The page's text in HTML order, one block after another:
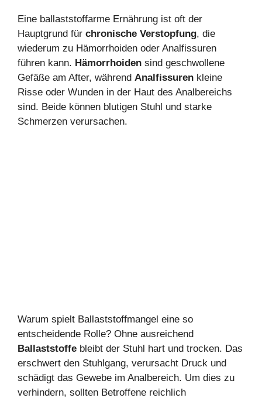
Eine ballaststoffarme Ernährung ist oft der
Hauptgrund für chronische Verstopfung, die
wiederum zu Hämorrhoiden oder Analfissuren
führen kann. Hämorrhoiden sind geschwollene
Gefäße am After, während Analfissuren kleine
Risse oder Wunden in der Haut des Analbereichs
sind. Beide können blutigen Stuhl und starke
Schmerzen verursachen.
Warum spielt Ballaststoffmangel eine so
entscheidende Rolle? Ohne ausreichend
Ballaststoffe bleibt der Stuhl hart und trocken. Das
erschwert den Stuhlgang, verursacht Druck und
schädigt das Gewebe im Analbereich. Um dies zu
verhindern, sollten Betroffene reichlich